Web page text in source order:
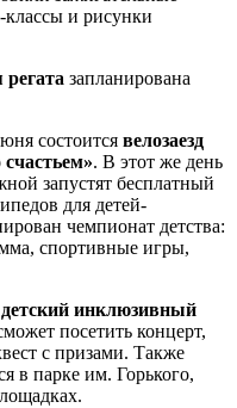
и рисунки
регата запланирована
состоится велозаезд
. В этот же день
запустят бесплатный
для детей-
чемпионат детства:
спортивные игры,
детский инклюзивный
посетить концерт,
с призами. Также
в парке им. Горького,